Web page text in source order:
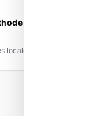
locale
localement